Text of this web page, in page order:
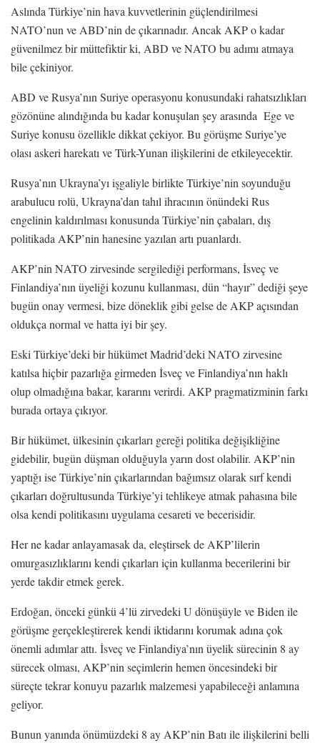
Aslında Türkiye’nin hava kuvvetlerinin güçlendirilmesi
NATO’nun ve ABD’nin de çıkarınadır. Ancak AKP o kadar
güvenilmez bir müttefiktir ki, ABD ve NATO bu adımı atmaya
bile çekiniyor.
ABD ve Rusya’nın Suriye operasyonu konusundaki rahatsızlıkları
gözönüne alındığında bu kadar konuşulan şey arasında Ege ve
Suriye konusu özellikle dikkat çekiyor. Bu görüşme Suriye’ye
olası askeri harekatı ve Türk-Yunan ilişkilerini de etkileyecektir.
Rusya’nın Ukrayna’yı işgaliyle birlikte Türkiye’nin soyunduğu
arabulucu rolü, Ukrayna’dan tahıl ihracının önündeki Rus
engelinin kaldırılması konusunda Türkiye’nin çabaları, dış
politikada AKP’nin hanesine yazılan artı puanlardı.
AKP’nin NATO zirvesinde sergilediği performans, İsveç ve
Finlandiya’nın üyeliği kozunu kullanması, dün “hayır” dediği şeye
bugün onay vermesi, bize döneklik gibi gelse de AKP açısından
oldukça normal ve hatta iyi bir şey.
Eski Türkiye’deki bir hükümet Madrid’deki NATO zirvesine
katılsa hiçbir pazarlığa girmeden İsveç ve Finlandiya’nın haklı
olup olmadığına bakar, kararını verirdi. AKP pragmatizminin farkı
burada ortaya çıkıyor.
Bir hükümet, ülkesinin çıkarları gereği politika değişikliğine
gidebilir, bugün düşman olduğuyla yarın dost olabilir. AKP’nin
yaptığı ise Türkiye’nin çıkarlarından bağımsız olarak sırf kendi
çıkarları doğrultusunda Türkiye’yi tehlikeye atmak pahasına bile
olsa kendi politikasını uygulama cesareti ve becerisidir.
Her ne kadar anlayamasak da, eleştirsek de AKP’lilerin
omurgasızlıklarını kendi çıkarları için kullanma becerilerini bir
yerde takdir etmek gerek.
Erdoğan, önceki günkü 4’lü zirvedeki U dönüşüyle ve Biden ile
görüşme gerçekleştirerek kendi iktidarını korumak adına çok
önemli adımlar attı. İsveç ve Finlandiya’nın üyelik sürecinin 8 ay
sürecek olması, AKP’nin seçimlerin hemen öncesindeki bir
süreçte tekrar konuyu pazarlık malzemesi yapabileceği anlamına
geliyor.
Bunun yanında önümüzdeki 8 ay AKP’nin Batı ile ilişkilerini belli